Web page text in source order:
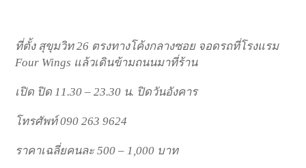
ที่ตั้ง สุขุมวิท 26 ตรงทางโค้งกลางซอย จอดรถที่โรงแรม
Four Wings แล้วเดินข้ามถนนมาที่ร้าน
เปิด ปิด 11.30 – 23.30 น. ปิดวันอังคาร
โทรศัพท์ 090 263 9624
ราคาเฉลี่ยคนละ 500 – 1,000 บาท